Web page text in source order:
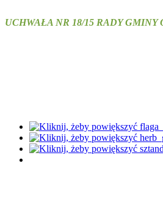
UCHWAŁA NR 18/15 RADY GMINY